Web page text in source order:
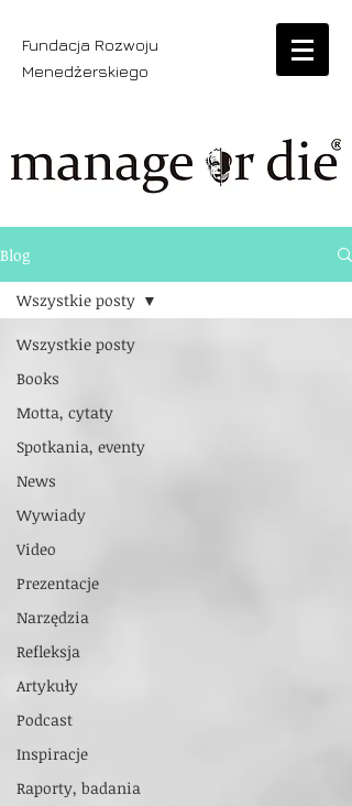
Fundacja Rozwoju
Menedżerskiego
Blog
Wszystkie posty
Books
Motta, cytaty
Spotkania, eventy
News
Wywiady
Video
Prezentacje
Narzędzia
Refleksja
Artykuły
Podcast
Inspiracje
Raporty, badania
Wszystkie posty